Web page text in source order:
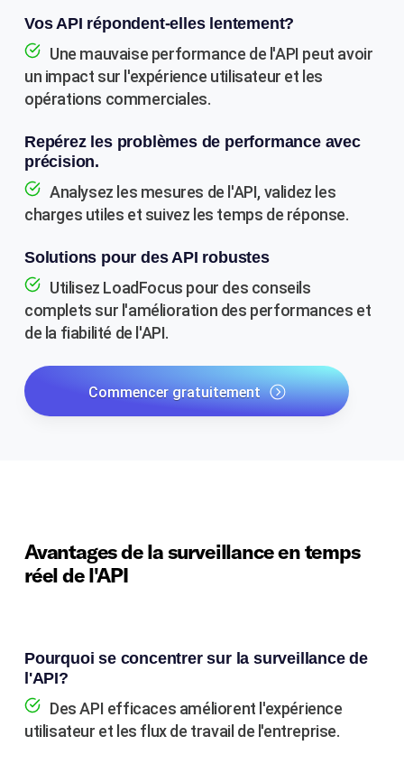
Vos API répondent-elles lentement?
Une mauvaise performance de l'API peut avoir
un impact sur l'expérience utilisateur et les
opérations commerciales.
Repérez les problèmes de performance avec
précision.
Analysez les mesures de l'API, validez les
charges utiles et suivez les temps de réponse.
Solutions pour des API robustes
Utilisez LoadFocus pour des conseils
complets sur l'amélioration des performances et
de la fiabilité de l'API.
Commencer gratuitement
Avantages de la surveillance en temps
réel de l'API
Pourquoi se concentrer sur la surveillance de
l'API?
Des API efficaces améliorent l'expérience
utilisateur et les flux de travail de l'entreprise.